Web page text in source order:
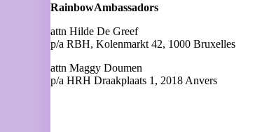
RainbowAmbassadors
attn Hilde De Greef
p/a RBH, Kolenmarkt 42, 1000 Bruxelles
attn Maggy Doumen
p/a HRH Draakplaats 1, 2018 Anvers